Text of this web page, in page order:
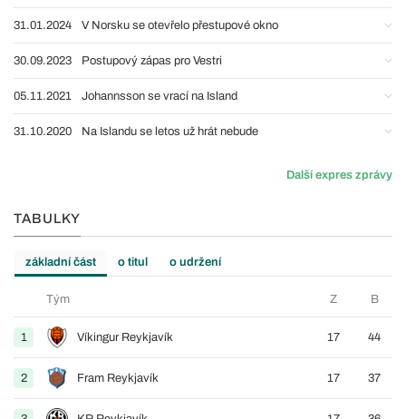
31.01.2024 V Norsku se otevřelo přestupové okno
30.09.2023 Postupový zápas pro Vestri
05.11.2021 Johannsson se vrací na Island
31.10.2020 Na Islandu se letos už hrát nebude
Další expres zprávy
TABULKY
základní část o titul o udržení
Tým Z B
1 Víkingur Reykjavík 17 44
2 Fram Reykjavík 17 37